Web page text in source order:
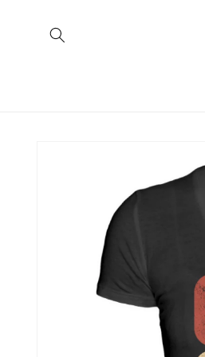
Inhalt